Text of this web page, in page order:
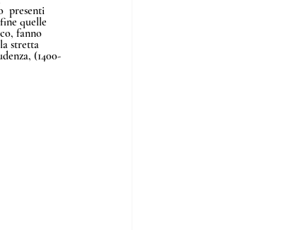
presenti
quelle
fanno
stretta
(1400-